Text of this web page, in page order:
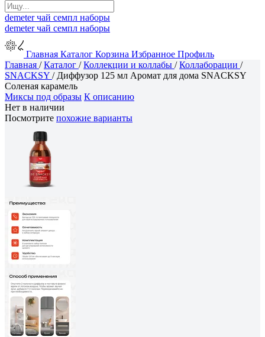
demeterчай семпл наборы
demeterчай семпл наборы
Главная Каталог Корзина Избранное Профиль
Главная /Каталог /Коллекции и коллабы /Коллаборации /
SNACKSY / Диффузор 125 мл Аромат для дома SNACKSY
Соленая карамель
Миксы под образы К описанию
Нет в наличии
Посмотрите похожие варианты